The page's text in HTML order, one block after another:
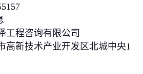
工程咨询有限公司
高新技术产业开发区北城中央1